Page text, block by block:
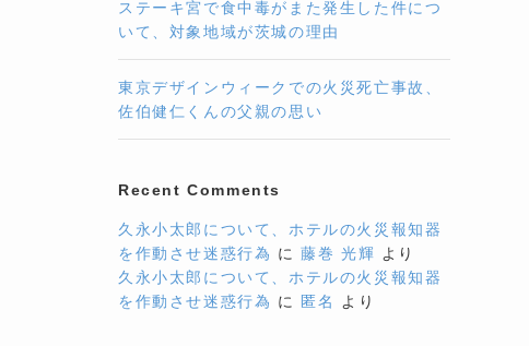
ステーキ宮で食中毒がまた発生した件につ
いて、対象地域が茨城の理由
東京デザインウィークでの火災死亡事故、
佐伯健仁くんの父親の思い
Recent Comments
久永小太郎について、ホテルの火災報知器
を作動させ迷惑行為 に藤巻 光輝 より
久永小太郎について、ホテルの火災報知器
を作動させ迷惑行為 に 匿名 より